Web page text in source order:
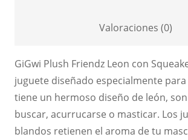
Valoraciones (0)
GiGwi Plush Friendz Leon con
juguete diseñado especialmente
tiene un hermoso diseño de león,
buscar, acurrucarse o masticar. Los
blandos retienen el aroma de tu